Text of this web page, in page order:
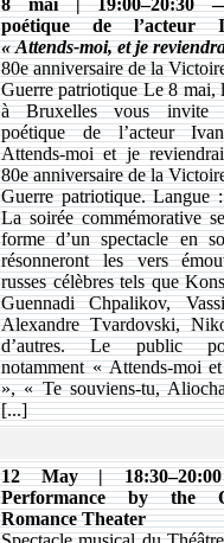
8 mai | 19:00–20:30
poétique de l’acteur
«Attends-moi, et je
80e anniversaire de la
Guerre patriotique Le 8 mai,
à Bruxelles vous invite
poétique de l’acteur
Attends-moi et je
80e anniversaire de la
Guerre patriotique. Langue
La soirée commémorative
forme d’un spectacle en
résonneront les vers
russes célèbres tels que
Guennadi Chpalikov,
Alexandre Tvardovski,
d’autres. Le public
notamment « Attends-moi
», « Te souviens-tu,
[...]
12 May |
Performance by the
Romance Theater